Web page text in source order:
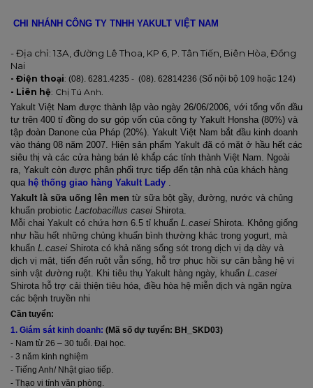
CHI NHÁNH CÔNG TY TNHH YAKULT VIỆT NAM
- Địa chỉ: 13A, đường Lê Thoa, KP 6, P. Tân Tiến, Biên Hòa, Đồng
Nai
- Điện thoại: (08). 6281.4235 - (08). 62814236 (Số nội bộ 109 hoặc 124)
- Liên hệ: Chị Tú Anh.
Yakult Việt Nam được thành lập vào ngày 26/06/2006, với tổng vốn đầu
tư trên 400 tỉ đồng do sự góp vốn của công ty Yakult Honsha (80%) và
tập đoàn Danone của Pháp (20%). Yakult Việt Nam bắt đầu kinh doanh
vào tháng 08 năm 2007. Hiện sản phẩm Yakult đã có mặt ở hầu hết các
siêu thị và các cửa hàng bán lẻ khắp các tỉnh thành Việt Nam. Ngoài
ra, Yakult còn được phân phối trực tiếp đến tận nhà của khách hàng
qua hệ thống giao hàng Yakult Lady .
Yakult là sữa uống lên men từ sữa bột gầy, đường, nước và chủng
khuẩn probiotic Lactobacillus casei Shirota.
Mỗi chai Yakult có chứa hơn 6.5 tỉ khuẩn L.casei Shirota. Không giống
như hầu hết những chủng khuẩn bình thường khác trong yogurt, mà
khuẩn L.casei Shirota có khả năng sống sót trong dịch vị dạ dày và
dịch vị mật, tiến đến ruột vẫn sống, hỗ trợ phục hồi sự cân bằng hệ vi
sinh vật đường ruột. Khi tiêu thụ Yakult hàng ngày, khuẩn L.casei
Shirota hỗ trợ cải thiện tiêu hóa, điều hòa hệ miễn dịch và ngăn ngừa
các bệnh truyền nhi
Cần tuyển:
1. Giám sát kinh doanh: (Mã số dự tuyển: BH_SKD03)
- Nam từ 26 – 30 tuổi. Đại học.
- 3 năm kinh nghiệm
- Tiếng Anh/ Nhật giao tiếp.
- Thạo vi tính văn phòng.